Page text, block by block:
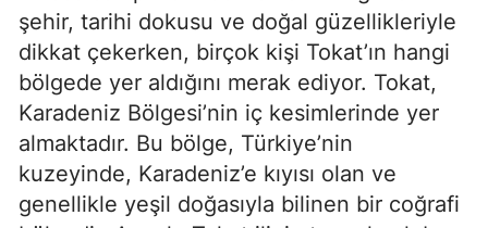
şehir, tarihi dokusu ve doğal güzellikleriyle
dikkat çekerken, birçok kişi Tokat’ın hangi
bölgede yer aldığını merak ediyor. Tokat,
Karadeniz Bölgesi’nin iç kesimlerinde yer
almaktadır. Bu bölge, Türkiye’nin
kuzeyinde, Karadeniz’e kıyısı olan ve
genellikle yeşil doğasıyla bilinen bir coğrafi